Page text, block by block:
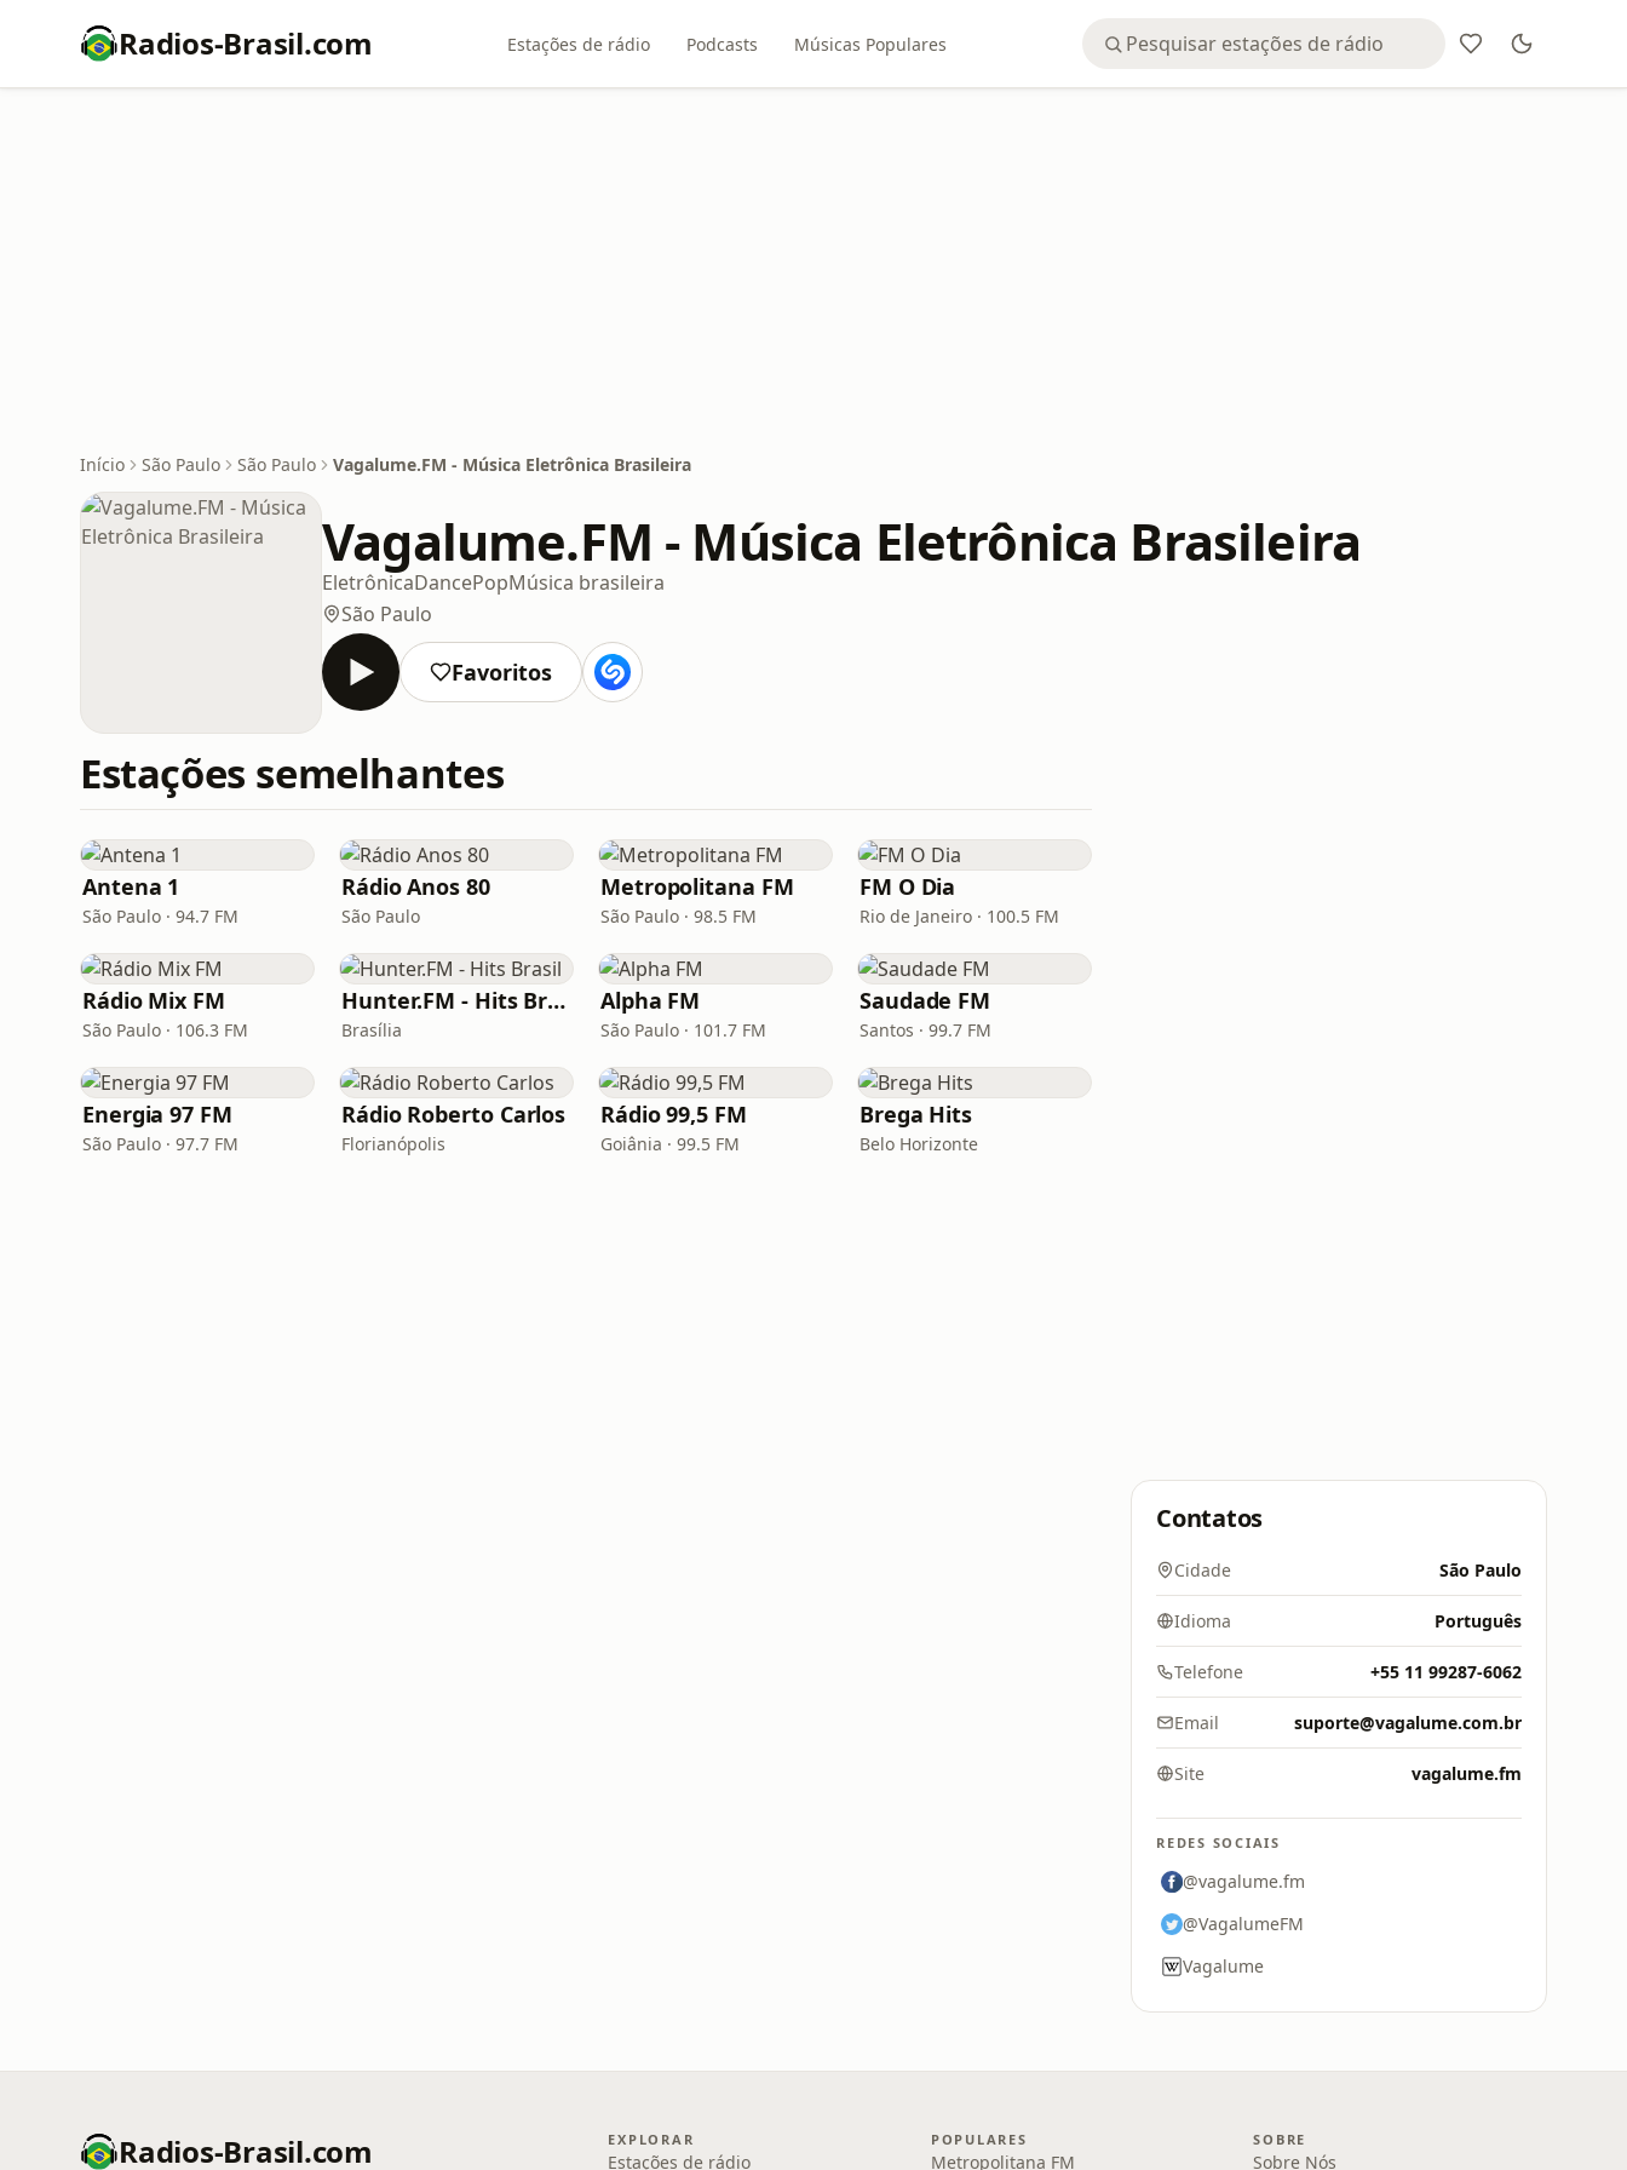
Radios-Brasil.com Estações de rádio Podcasts Músicas Populares
Início São Paulo São Paulo Vagalume.FM - Música Eletrônica Brasileira
Vagalume.FM - Música Eletrônica Brasileira
EletrônicaDancePopMúsica brasileira
São Paulo
Favoritos
Estações semelhantes
Antena 1
São Paulo · 94.7 FM
Rádio Anos 80
São Paulo
Metropolitana FM
São Paulo · 98.5 FM
FM O Dia
Rio de Janeiro · 100.5 FM
Rádio Mix FM
São Paulo · 106.3 FM
Hunter.FM - Hits Brasil
Brasília
Alpha FM
São Paulo · 101.7 FM
Saudade FM
Santos · 99.7 FM
Energia 97 FM
São Paulo · 97.7 FM
Rádio Roberto Carlos
Florianópolis
Rádio 99,5 FM
Goiânia · 99.5 FM
Brega Hits
Belo Horizonte
Contatos
Cidade São Paulo
Idioma Português
Telefone +55 11 99287-6062
Email suporte@vagalume.com.br
Site vagalume.fm
REDES SOCIAIS
@vagalume.fm
@VagalumeFM
Vagalume
Radios-Brasil.com EXPLORAR
Estações de rádio
POPULARES
Metropolitana FM
SOBRE
Sobre Nós